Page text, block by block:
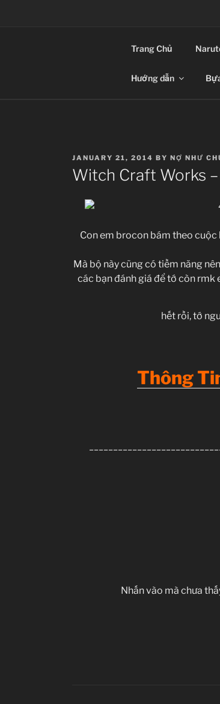
CLIP-SUB
Trang Chủ
Hướng dẫn
POSTED
ON
JANUARY 21, 2014 BY NỢ NHƯ
Witch Craft Works
Con em brocon bám theo cuộc
Mà bộ này cũng có tiềm năng
các bạn đánh giá để tớ còn rmk
hết rồi, tớ
Thông
Nhấn vào mà chưa